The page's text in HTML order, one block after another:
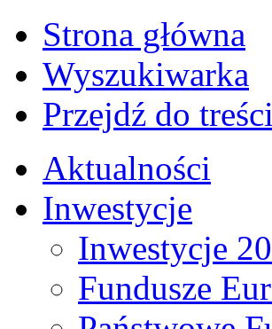
Strona główna
Wyszukiwarka
Przejdź do treści
Aktualności
Inwestycje
Inwestycje
Fundusze